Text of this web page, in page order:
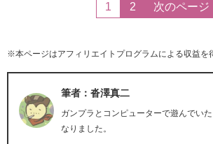
1 2 次のページ
※本ページはアフィリエイトプログラムによる収益を
筆者：沓澤真二
ガンプラとコンピューターで遊んでい
なりました。